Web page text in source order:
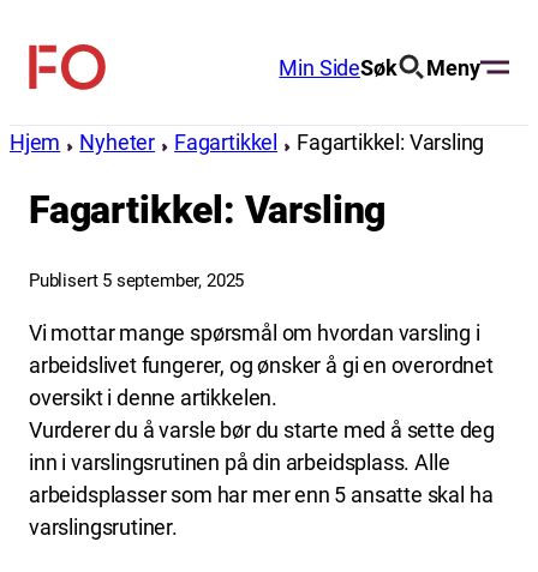
innhold
FO
Min SideSøk Meny
Hjem Nyheter Fagartikkel Fagartikkel: Varsling
Fagartikkel: Varsling
Publisert 5 september, 2025
Vi mottar mange spørsmål om hvordan varsling i
arbeidslivet fungerer, og ønsker å gi en overordnet
oversikt i denne artikkelen.
Vurderer du å varsle bør du starte med å sette deg
inn i varslingsrutinen på din arbeidsplass. Alle
arbeidsplasser som har mer enn 5 ansatte skal ha
varslingsrutiner.